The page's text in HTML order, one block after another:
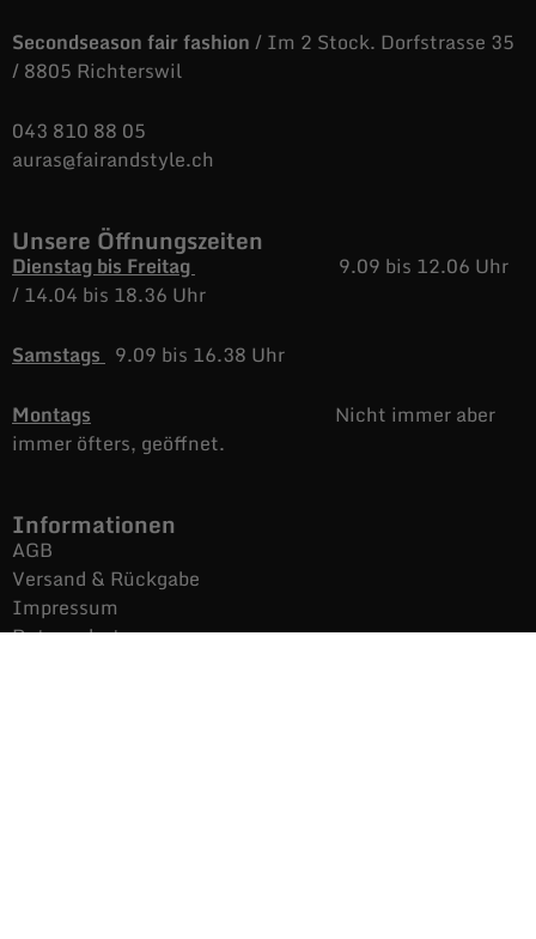
Secondseason fair fashion/ Im 2 Stock. Dorfstrasse 35
/ 8805 Richterswil
043 810 88 05
auras@fairandstyle.ch
Unsere Öffnungszeiten
Dienstag bis Freitag
9.09 bis 12.06 Uhr
/14.04 bis 18.36 Uhr
Samstags 9.09 bis 16.38 Uhr
Montags
Nicht immer aber
immer öfters, geöffnet.
Informationen
AGB
Versand & Rückgabe
Impressum
Datenschutz